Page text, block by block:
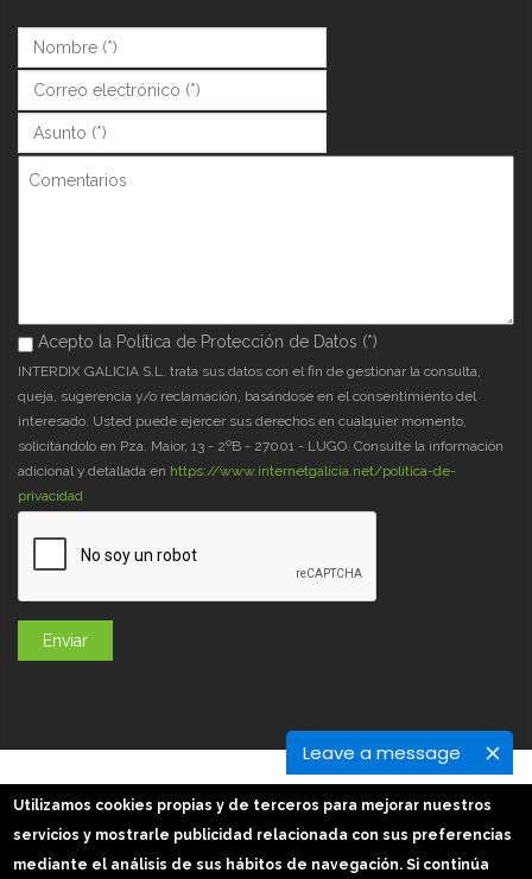
Leave a message
Nombre (*)*
Correo (*)*
Asunto (*)*
Comentarios
Acepto la Política de Protección de Datos (*)
Acepto la Política de Protección de Datos (*)
INTERDIX GALICIA S.L. trata sus datos con el fin de gestionar la consulta,
queja, sugerencia y/o reclamación, basándose en el consentimiento del
interesado. Usted puede ejercer sus derechos en cualquier momento,
solicitándolo en Pza. Maior, 13 - 2ºB - 27001 - LUGO. Consulte la información
adicional y detallada en https://www.internetgalicia.net/política-de-
privacidad
Imágenes slider: Freepik
Utilizamos cookies propias y de terceros para mejorar nuestros
servicios y mostrarle publicidad relacionada con sus preferencias
mediante el análisis de sus hábitos de navegación. Si continúa